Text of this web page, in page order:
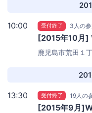
10:00 受付終了 3人の
[2015年10月]
鹿児島市荒田１
13:30 受付終了 19人の
[2015年9月